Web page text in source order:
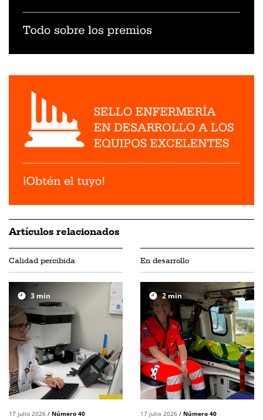
Artículos relacionados
Calidad percibida
3 min
17 julio 2026 / Número 40
En desarrollo
2min
17 julio 2026 / Número 40